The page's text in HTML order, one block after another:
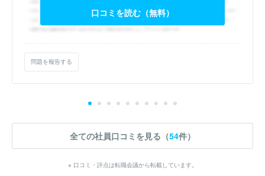
口コミを読む（無料）
問題を報告する
全ての社員口コミを見る（54件）
※ 口コミ・評点は転職会議から転載しています。